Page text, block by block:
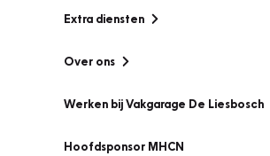
Extra diensten
Over ons
Werken bij Vakgarage De Liesbosch
Hoofdsponsor MHCN